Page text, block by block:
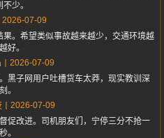
少。
2026-07-09
。希望类似事故越来越少，交通环境越
好。
2026-07-09
黑子网用户吐槽货车太莽，现实教训深
刻。
2026-07-09
促改进。司机朋友们，宁停三分不抢一
秒。